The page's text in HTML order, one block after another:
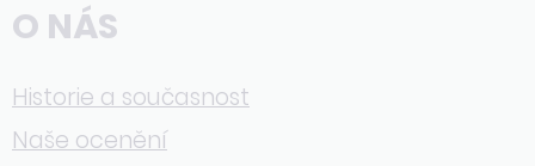
O NÁS
Historie a současnost
Naše ocenění